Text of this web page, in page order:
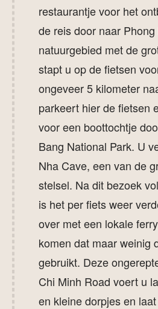
restaurantje voor het
de reis door naar
natuurgebied met de
stapt u op de fietsen
ongeveer 5 kilometer
parkeert hier de fietsen
voor een boottochtje
Bang National Park. U
Nha Cave, een van de
stelsel. Na dit bezoek
is het per fiets weer
over met een lokale
komen dat maar weinig
gebruikt. Deze
Chi Minh Road voert u
en kleine dorpjes en